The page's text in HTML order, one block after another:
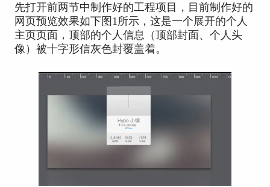
先打开前两节中制作好的工程项目，目前制作好的
网页预览效果如下图1所示，这是一个展开的个人
主页页面，顶部的个人信息（顶部封面、个人头
像）被十字形信灰色封覆盖着。